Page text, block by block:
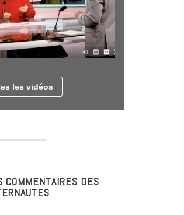
les vidéos
COMMENTAIRES DES